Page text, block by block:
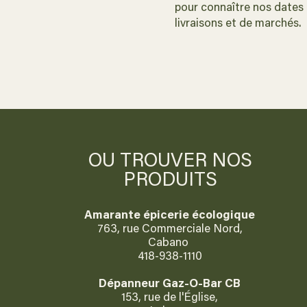
pour connaître nos dates
livraisons et de marchés.
OU TROUVER NOS
PRODUITS
Amarante épicerie écologique
763, rue Commerciale Nord,
Cabano
418-938-1110
Dépanneur Gaz-O-Bar CB
153, rue de l'Église,